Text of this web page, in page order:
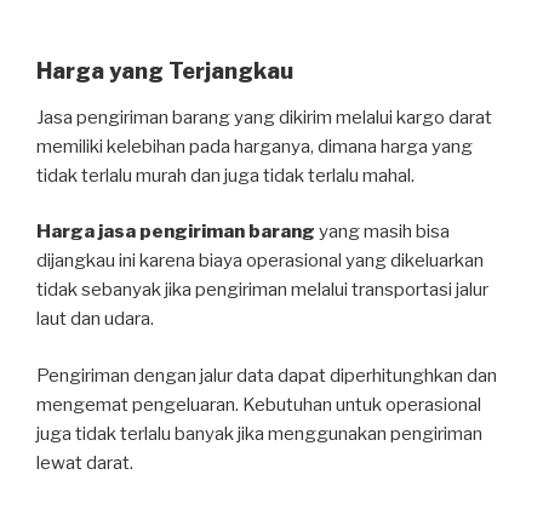
Harga yang Terjangkau
Jasa pengiriman barang yang dikirim melalui kargo darat
memiliki kelebihan pada harganya, dimana harga yang
tidak terlalu murah dan juga tidak terlalu mahal.
Harga jasa pengiriman barang yang masih bisa
dijangkau ini karena biaya operasional yang dikeluarkan
tidak sebanyak jika pengiriman melalui transportasi jalur
laut dan udara.
Pengiriman dengan jalur data dapat diperhitunghkan dan
mengemat pengeluaran. Kebutuhan untuk operasional
juga tidak terlalu banyak jika menggunakan pengiriman
lewat darat.